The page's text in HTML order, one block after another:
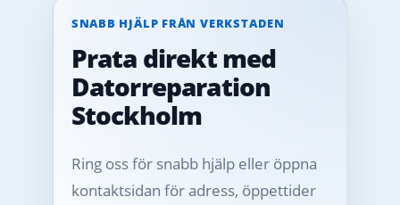
SNABB HJÄLP FRÅN VERKSTADEN
Prata direkt med
Datorreparation
Stockholm
Ring oss för snabb hjälp eller öppna
kontaktsidan för adress, öppettider